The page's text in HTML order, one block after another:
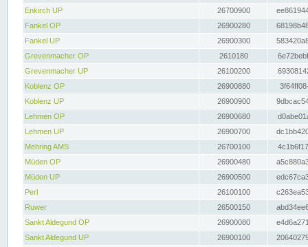
Enkirch UP
26700900
Fankel OP
26900280
Fankel UP
26900300
Grevenmacher OP
2610180
Grevenmacher UP
26100200
Koblenz OP
26900880
Koblenz UP
26900900
Lehmen OP
26900680
Lehmen UP
26900700
Mehring AMS
26700100
Müden OP
26900480
Müden UP
26900500
Perl
26100100
Ruwer
26500150
Sankt Aldegund OP
26900080
Sankt Aldegund UP
26900100